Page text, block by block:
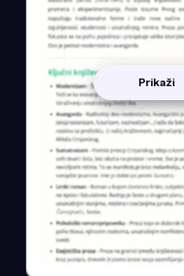
Prikaži